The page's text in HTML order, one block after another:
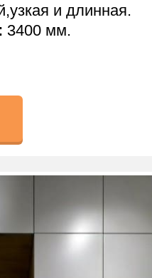
и длинная.
: 3400 мм.